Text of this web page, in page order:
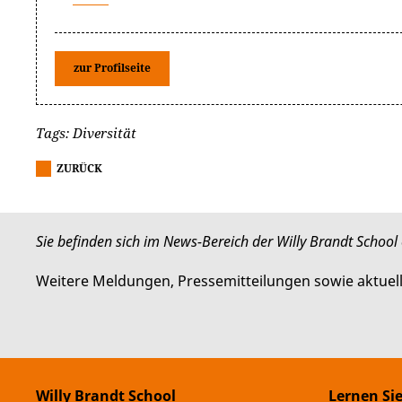
zur Profilseite
Tags: Diversität
ZURÜCK
Sie befinden sich im News-Bereich der Willy Brandt
Weitere Meldungen, Pressemitteilungen sowie
Willy Brandt School Lernen